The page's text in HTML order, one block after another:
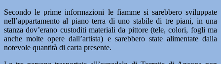
Secondo le prime informazioni le fiamme si sarebbero sviluppate
nell’appartamento al piano terra di uno stabile di tre piani, in una
stanza dov’erano custoditi materiali da pittore (tele, colori, fogli ma
anche molte opere dall’artista) e sarebbero state alimentate dalla
notevole quantità di carta presente.